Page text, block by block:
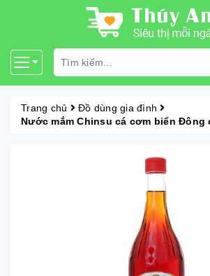
Trang chủ
Đồ dùng gia đình
Nước mắm Chinsu cá cơm biển Đông